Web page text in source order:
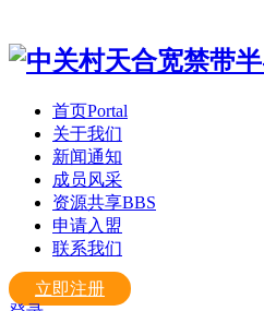
首页Portal
关于我们
新闻通知
成员风采
资源共享BBS
申请入盟
联系我们
立即注册